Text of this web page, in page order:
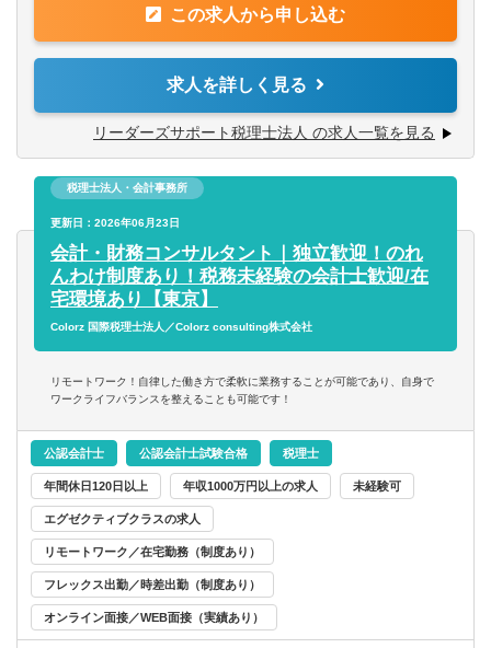
■顧客との窓口から税務申告完了まで一気通貫業務が可能な
※資産税・相続案件は年間20件程度あり、希望に応じてチ
ャレンジしていただけます。
【クライアント】
クライアントの業種、規模感は多種多様で、幅広く手掛け
ています。
■個人：約60名
【会計／申告ソフト】
■会計ソフト：ミロク情報サービス、勘定奉行、弥生会計、
Freee、マネーフォワード等
■申告ソフト：ミロク情報サービス
この求人から申し込む
求人を詳しく見る
リーダーズサポート税理士法人 の求人一覧を見る
税理士法人・会計事務所
更新日：2026年06月23日
会計・財務コンサルタント｜独立歓迎！のれ
んわけ制度あり！税務未経験の会計士歓迎/在
宅環境あり【東京】
Colorz 国際税理士法人／Colorz consulting株式会社
リモートワーク！自律した働き方で柔軟に業務することが可能であり、自身で
ワークライフバランスを整えることも可能です！
公認会計士 公認会計士試験合格 税理士
年間休日120日以上 年収1000万円以上の求人 未経験可
エグゼクティブクラスの求人
リモートワーク／在宅勤務（制度あり）
フレックス出勤／時差出勤（制度あり）
オンライン面接／WEB面接（実績あり）